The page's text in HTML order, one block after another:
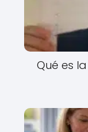
Qué es